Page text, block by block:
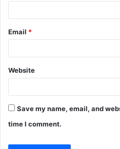
Email *
Website
Save my name, email, and
time I comment.